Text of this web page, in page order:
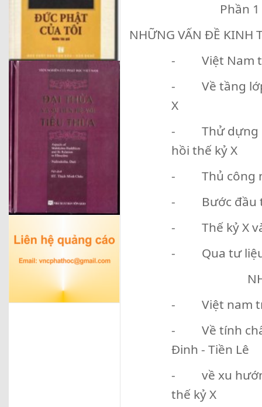
Phần 1
NHỮNG VẤN ĐỀ KINH
- Việt Nam
- Về tầng lớp
X
- Thử dựng
hồi thế kỷ X
- Thủ công
- Bước đầu
- Thế kỷ X và
- Qua tư liệu
- Việt nam
- Về tính chất
Đinh - Tiền Lê
- về xu hướng
thế kỷ X